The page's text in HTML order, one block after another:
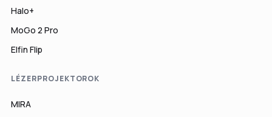
Halo+
MoGo 2 Pro
Elfin Flip
LÉZERPROJEKTOROK
MIRA